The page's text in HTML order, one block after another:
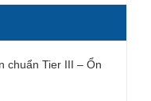
chuẩn Tier III – Ổn